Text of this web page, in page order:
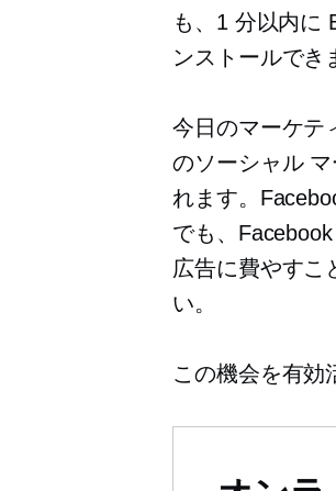
も、1 分以内に
ンストールでき
今日のマーケテ
のソーシャル
れます。
でも、
広告に費やすこ
い。
この機会を有効